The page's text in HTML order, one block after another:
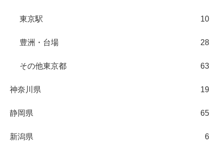
東京駅 10
豊洲・台場 28
その他東京都 63
神奈川県 19
静岡県 65
新潟県 6